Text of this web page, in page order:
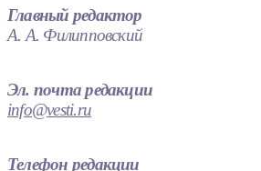
Главный редактор
А. А. Филипповский
Эл. почта редакции
info@vesti.ru
Телефон редакции